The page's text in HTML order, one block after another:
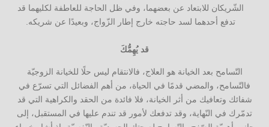
الشّريكان للابتعاد عن بعضهما، وفي ظل الحاجة للعاطفة لكليهما قد
تدفع أحدهما لسد حاجته خارج إطار الزّواج، وبعيدًا عن شريكه.
قد يُهِمُّكَ
التّسامح بعد الخيانة هو العلاج، فالانتقام ليس حلًا للخيانة الزوجيّة
فالتّسامح، والمضي قدمًا في الحياة، من أهم الفضائل التي تسرّع في
شفائك وتعافيك من أثر الخيانة، فلا فائدة من الحقد والكراهية التي قد
تدمّرك في النّهاية، وقد تدفعك لأمور قد تندم عليها في المستقبل، إلى